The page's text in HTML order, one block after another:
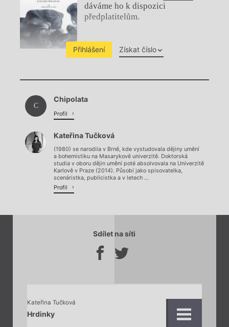
dáváme ho k dispozici
předplatitelům.
Přihlášení Získat číslo
Chviličku.
C
Chipolata
Profil
Kateřina Tučková
(1980) se narodila v Brně, kde vystudovala dějiny umění
a bohemistiku na Masarykově univerzitě. Doktorská
studia v oboru dějin umění poté absolvovala na Univerzitě
Karlově v Praze (2014). Působí jako spisovatelka,
scenáristka, publicistka a v letech ...
Profil
Sdílet na síti
Kateřina Tučková
Hrdinky